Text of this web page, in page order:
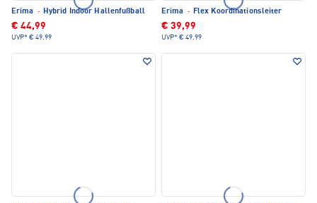
Erima · Hybrid Indoor Hallenfußball
€ 44,99
UVP* € 49,99
Erima · Flex Koordinationsleiter
€ 39,99
UVP* € 49,99